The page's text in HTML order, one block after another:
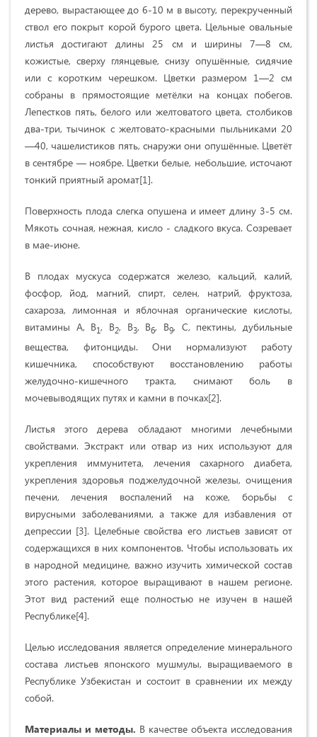
дерево, вырастающее до 6-10 м в высоту, перекрученный
ствол его покрыт корой бурого цвета. Цельные овальные
листья достигают длины 25 см и ширины 7—8 см,
кожистые, сверху глянцевые, снизу опушённые, сидячие
или с коротким черешком. Цветки размером 1—2 см
собраны в прямостоящие метёлки на концах побегов.
Лепестков пять, белого или желтоватого цвета, столбиков
два-три, тычинок с желтовато-красными пыльниками 20
—40, чашелистиков пять, снаружи они опушённые. Цветёт
в сентябре — ноябре. Цветки белые, небольшие, источают
тонкий приятный аромат[1].
Поверхность плода слегка опушена и имеет длину 3-5 см.
Мякоть сочная, нежная, кисло - сладкого вкуса. Созревает
в мае-июне.
В плодах мускуса содержатся железо, кальций, калий,
фосфор, йод, магний, спирт, селен, натрий, фруктоза,
сахароза, лимонная и яблочная органические кислоты,
витамины А, В1, В2, В3, В6, В9, С, пектины, дубильные
вещества, фитонциды. Они нормализуют работу
кишечника, способствуют восстановлению работы
желудочно-кишечного тракта, снимают боль в
мочевыводящих путях и камни в почках[2].
Листья этого дерева обладают многими лечебными
свойствами. Экстракт или отвар из них используют для
укрепления иммунитета, лечения сахарного диабета,
укрепления здоровья поджелудочной железы, очищения
печени, лечения воспалений на коже, борьбы с
вирусными заболеваниями, а также для избавления от
депрессии [3]. Целебные свойства его листьев зависят от
содержащихся в них компонентов. Чтобы использовать их
в народной медицине, важно изучить химической состав
этого растения, которое выращивают в нашем регионе.
Этот вид растений еще полностью не изучен в нашей
Республике[4].
Целью исследования является определение минерального
состава листьев японского мушмулы, выращиваемого в
Республике Узбекистан и состоит в сравнении их между
собой.
Материалы и методы. В качестве объекта исследования